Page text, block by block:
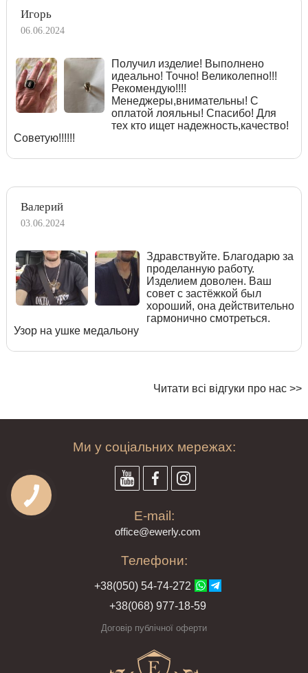
Игорь
06.06.2024
Получил изделие! Выполнено
идеально! Точно! Великолепно!!!
Рекомендую!!!!
Менеджеры,внимательны! С
оплатой лояльны! Спасибо! Для
тех кто ищет надежность,качество!
Советую!!!!!!
Валерий
03.06.2024
Здравствуйте. Благодарю за
проделанную работу.
Изделием доволен. Ваш
совет с застёжкой был
хороший, она действительно
гармонично смотреться.
Узор на ушке медальону
Читати всі відгуки про нас >>
Ми у соціальних мережах:
E-mail:
office@ewerly.com
Телефони:
+38(050) 54-74-272
+38(068) 977-18-59
Договір публічної оферти